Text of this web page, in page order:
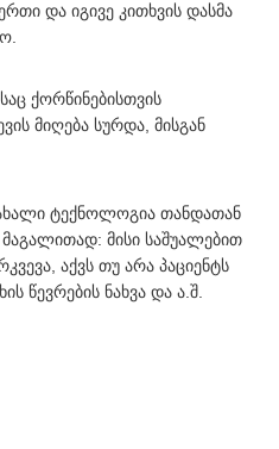
და იგივე კითხვის დასმა
ქორწინებისთვის
მიღება სურდა, მისგან
ტექნოლოგია თანდათან
მისი საშუალებით
აქვს თუ არა პაციენტს
წევრების ნახვა და ა.შ.